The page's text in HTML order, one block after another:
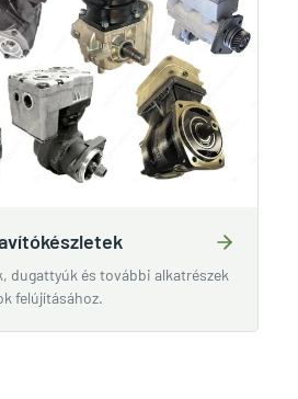
dugattyúk és további alkatrészek
felújításához.